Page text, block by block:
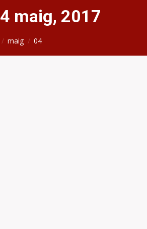
4 maig, 2017
maig 04